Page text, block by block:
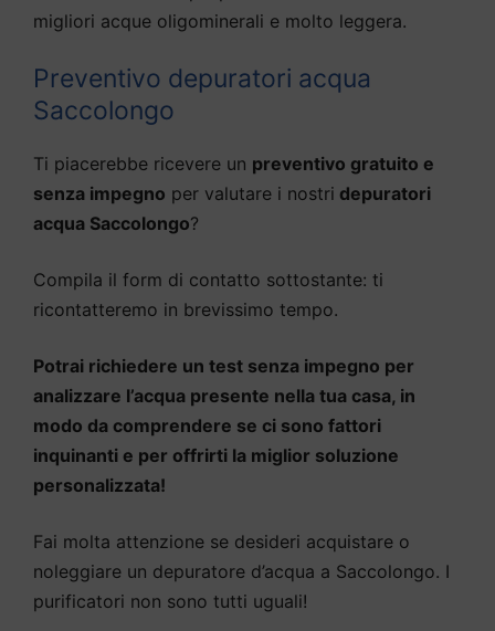
migliori acque oligominerali e molto leggera.
Preventivo depuratori acqua
Saccolongo
Ti piacerebbe ricevere un preventivo gratuito e
senza impegno per valutare i nostri depuratori
acqua Saccolongo?
Compila il form di contatto sottostante: ti
ricontatteremo in brevissimo tempo.
Potrai richiedere un test senza impegno per
analizzare l’acqua presente nella tua casa, in
modo da comprendere se ci sono fattori
inquinanti e per offrirti la miglior soluzione
personalizzata!
Fai molta attenzione se desideri acquistare o
noleggiare un depuratore d’acqua a Saccolongo. I
purificatori non sono tutti uguali!